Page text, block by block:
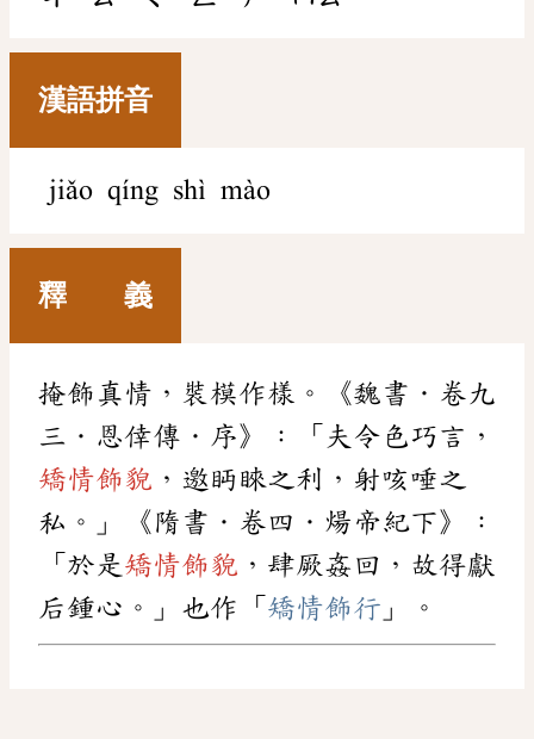
漢語拼音
jiǎo qíng shì mào
釋 義
掩飾真情，裝模作樣。《魏書．卷九
三．恩倖傳．序》：「夫令色巧言，
矯情飾貌 ，邀眄睞之利，射咳唾之
私。」《隋書．卷四．煬帝紀下》：
「於是 矯情飾貌 ，肆厥姦回，故得獻
后鍾心。」也作「 矯情飾行 」。